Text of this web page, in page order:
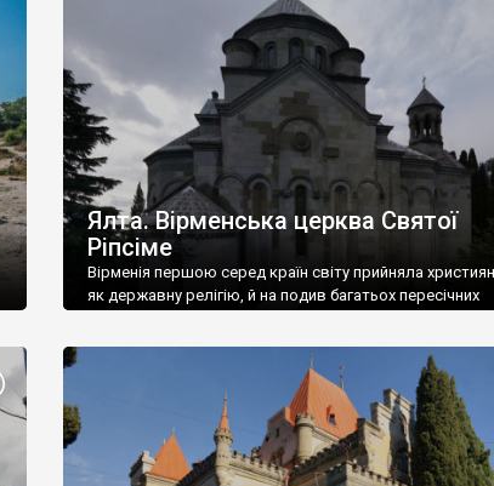
називаються «повстяками» (postaki)…” “Вино. Крим
виробляє відмінне вино і його вдосталь: воно все
легке біле і дуже […]
Ялта. Вірменська церква Святої
Ріпсіме
Вірменія першою серед країн світу прийняла
як державну релігію, й на подив багатьох пересічних